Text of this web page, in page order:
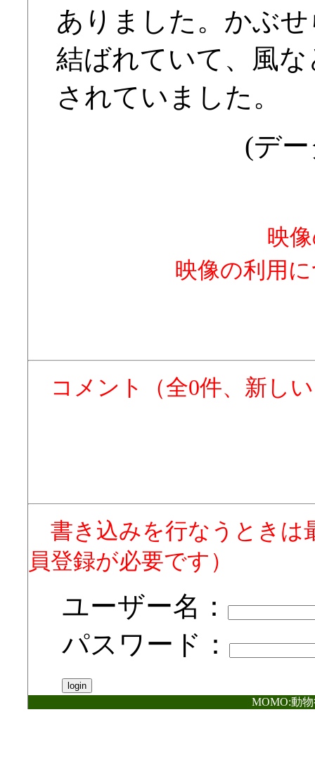
ありました。かぶ
結ばれていて、風
されていました。
(デー
映
映像の利用
コメント（全0件、新し
書き込みを行なうときは
員登録が必要です）
ユーザー名：
パスワード：
MOMO:動